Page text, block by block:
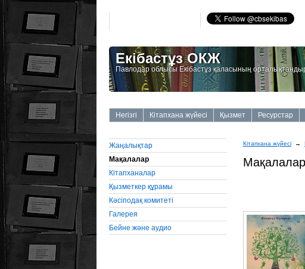
Екібастұз ОКЖ
Павлодар облысы Екібастұз қаласының
Негізгі Кітапхана жүйесі Қызмет Ресурстар
Жаңалықтар
Мақалалар
Кітапханалар
Қызметкер құрамы
Кәсіподақ комитеті
Галерея
Бейне және аудио
Кітапхана жүйесі →
Мақалалар